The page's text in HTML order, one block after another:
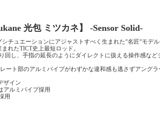
光包 ミツカネ】 -Sensor Solid-
チュエーションにアジャストすべく生まれた“名匠“モデル
れたTICT史上最短ロッド。
し、手指の延長のようにダイレクトに扱える操作感など
ート部のアルミパイプがわずかな違和感も逃さずアングラ
ザイン
アルミパイプ採用
用